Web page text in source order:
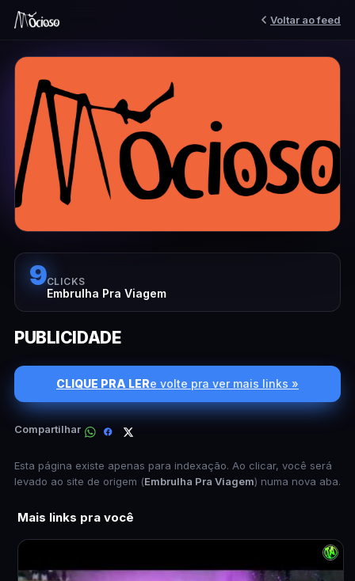
Voltar ao feed
9CLICKS
Embrulha Pra Viagem
PUBLICIDADE
CLIQUE PRA LERe volte pra ver mais links »
Compartilhar
Esta página existe apenas para indexação. Ao clicar, você será
levado ao site de origem (Embrulha Pra Viagem) numa nova aba.
Mais links pra você